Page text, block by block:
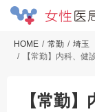
HOME 常勤
埼玉
【常勤】内科、健
【常勤